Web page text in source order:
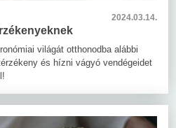
2024.03.14.
világát otthonodba alábbi
és hízni vágyó vendégeidet